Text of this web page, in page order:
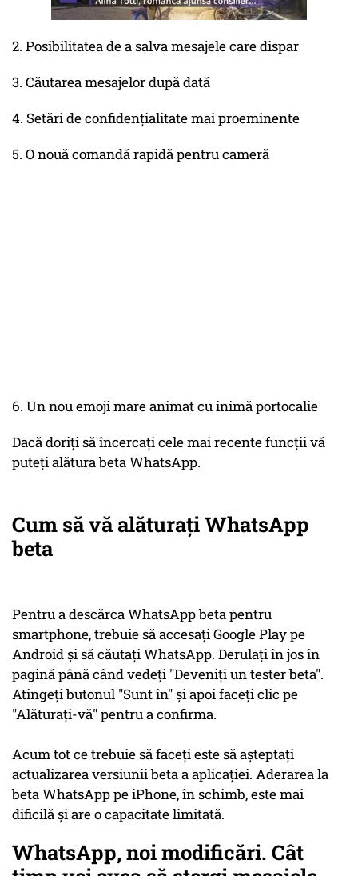
2. Posibilitatea de a salva mesajele care dispar
3. Căutarea mesajelor după dată
4. Setări de confidențialitate mai proeminente
5. O nouă comandă rapidă pentru cameră
6. Un nou emoji mare animat cu inimă portocalie
Dacă doriți să încercați cele mai recente funcții vă
puteți alătura beta WhatsApp.
Cum să vă alăturați WhatsApp
beta
Pentru a descărca WhatsApp beta pentru
smartphone, trebuie să accesați Google Play pe
Android și să căutați WhatsApp. Derulați în jos în
pagină până când vedeți "Deveniți un tester beta".
Atingeți butonul "Sunt în" și apoi faceți clic pe
"Alăturați-vă" pentru a confirma.
Acum tot ce trebuie să faceți este să așteptați
actualizarea versiunii beta a aplicației. Aderarea la
beta WhatsApp pe iPhone, în schimb, este mai
dificilă și are o capacitate limitată.
WhatsApp, noi modificări. Cât